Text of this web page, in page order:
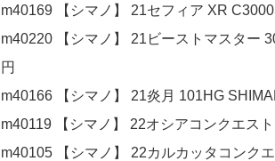
m40169 【シマノ】 21セフィア XR
m40220 【シマノ】 21ビーストマスター
円
m40166 【シマノ】 21炎月 101HG
m40119 【シマノ】 22オシアコンクエス
m40105 【シマノ】 22カルカッタコンク